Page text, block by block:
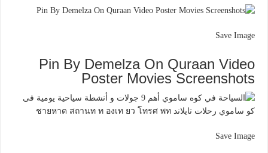
Save Image
Pin By Demelza On Quraan Video
Poster Movies Screenshots
Save Image